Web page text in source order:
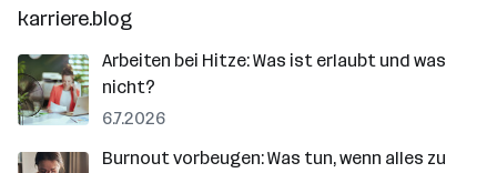
karriere.blog
Arbeiten bei Hitze: Was ist erlaubt und was
nicht?
6.7.2026
Burnout vorbeugen: Was tun, wenn alles zu